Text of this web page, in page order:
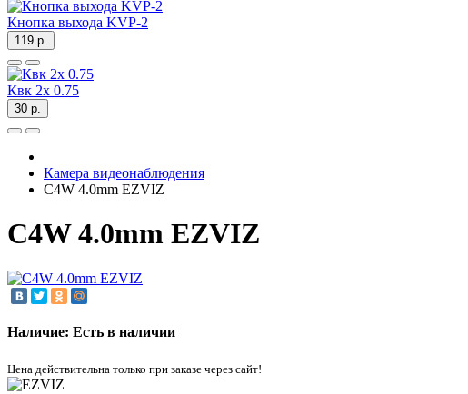
Кнопка выхода KVP-2
119 р.
Квк 2х 0.75
30 р.
Камера видеонаблюдения
C4W 4.0mm EZVIZ
C4W 4.0mm EZVIZ
Наличие: Есть в наличии
Цена действительна только при заказе через сайт!